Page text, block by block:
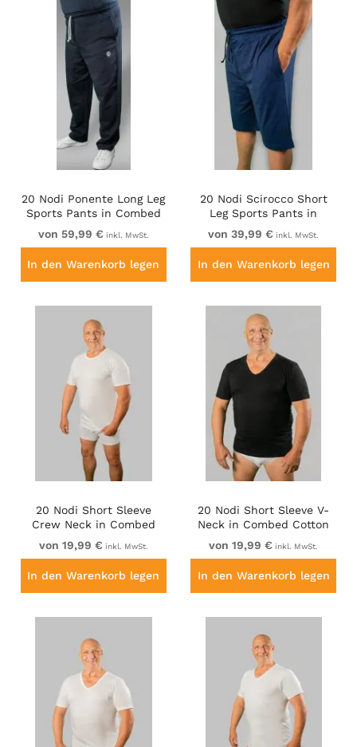
20 Nodi Ponente Long Leg
Sports Pants in Combed
Fleece Cotton Navy
von 59,99 € inkl. MwSt.
In den Warenkorb legen
20 Nodi Scirocco Short
Leg Sports Pants in
Combed Cotton Jersey
Navy
von 39,99 € inkl. MwSt.
In den Warenkorb legen
20 Nodi Short Sleeve
Crew Neck in Combed
Cotton Jersey White
von 19,99 € inkl. MwSt.
In den Warenkorb legen
20 Nodi Short Sleeve V-
Neck in Combed Cotton
Jersey Black
von 19,99 € inkl. MwSt.
In den Warenkorb legen